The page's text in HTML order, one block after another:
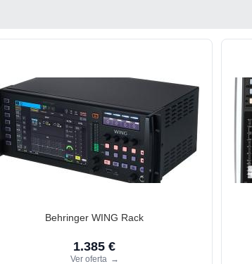
Behringer WING Rack
1.385 €
Ver oferta →